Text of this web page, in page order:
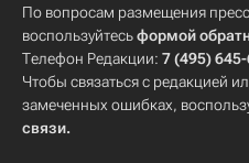
По вопросам размещения
воспользуйтесьформой
Телефон Редакции: 7 (495) 645-
Чтобы связаться с редакцией
замеченных ошибках,
связи.